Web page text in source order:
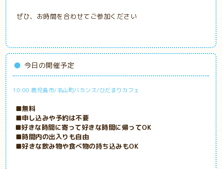
ぜひ、お時間を合わせてご参加ください
今日の開催予定
10:00 鹿児島市/名山町バカンス/ひだまりカフェ
■無料
■申し込みや予約は不要
■好きな時間に寄って好きな時間に帰ってOK
■時間内の出入りも自由
■好きな飲み物や食べ物の持ち込みもOK